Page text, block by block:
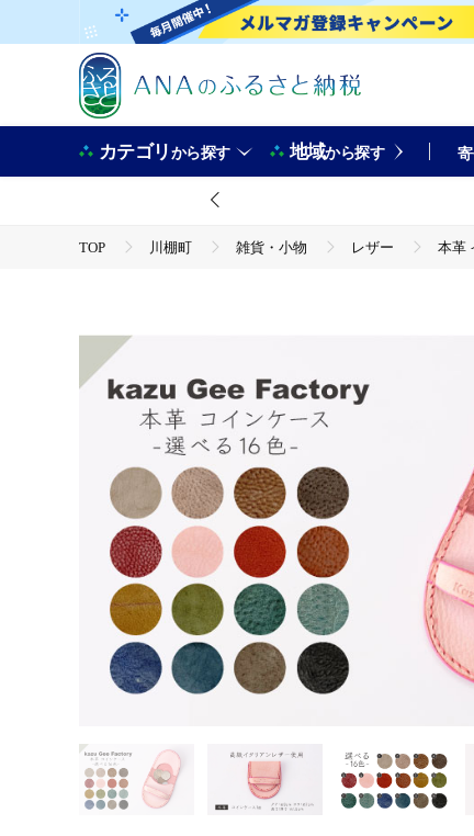
カテゴリから探す 地域から探す
TOP 川棚町 雑貨・小物 レザー 本革